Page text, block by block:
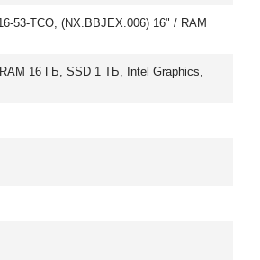
53-TCO, (NX.BBJEX.006) 16" / RAM
16 ГБ, SSD 1 ТБ, Intel Graphics,